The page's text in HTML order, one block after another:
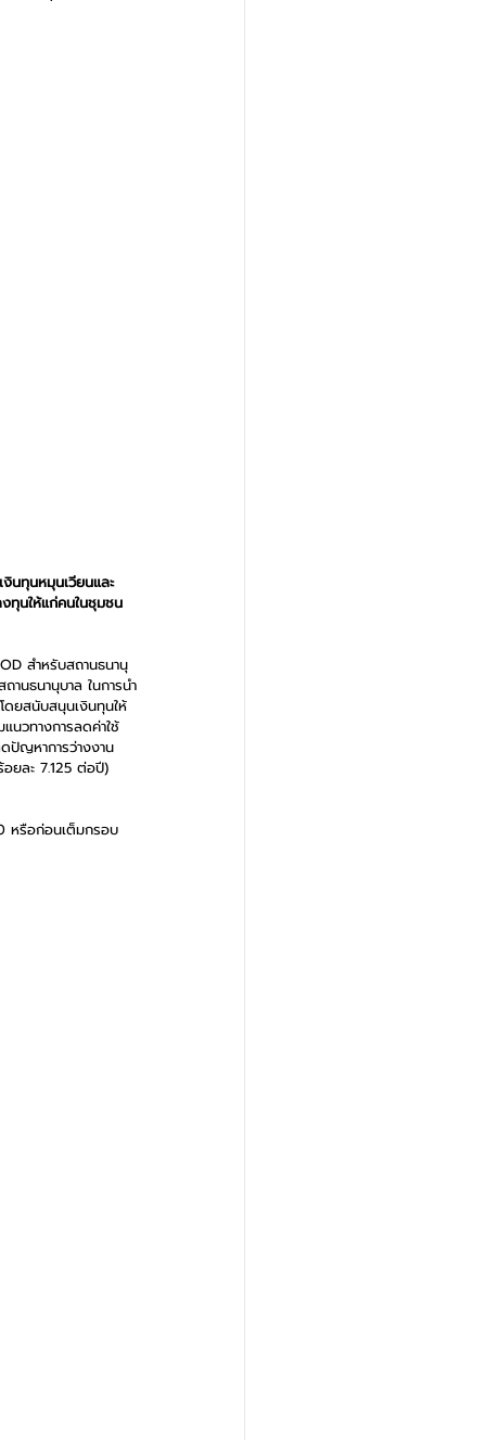
นทุนหมุนเวียนและ
ทุนให้แก่คนในชุมชน
สำหรับสถานธนานุ
นธนานุบาล ในการนำ
ดยสนับสนุนเงินทุนให้
นวทางการลดค่าใช้
ปัญหาการว่างงาน
ยละ 7.125 ต่อปี)
หรือก่อนเต็มกรอบ